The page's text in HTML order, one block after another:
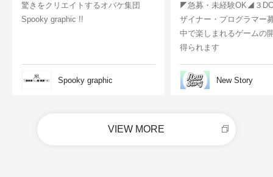
驚きをクリエイトするオバケ集団
Spooky graphic !!
Spooky graphic
◤急募・未経験OK◢３
ザイナー・プログラマー
中で楽しまれるゲームの
得られます
New Story
VIEW MORE